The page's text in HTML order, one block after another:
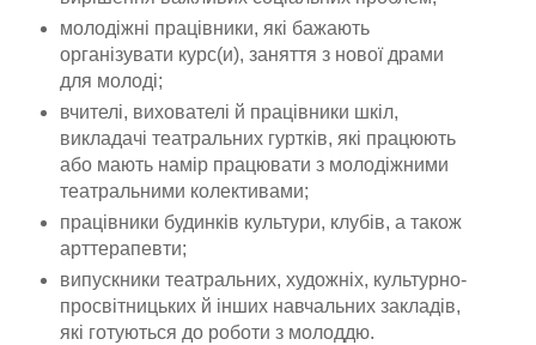
молодіжні працівники, які бажають
організувати курс(и), заняття з нової драми
для молоді;
вчителі, вихователі й працівники шкіл,
викладачі театральних гуртків, які працюють
або мають намір працювати з молодіжними
театральними колективами;
працівники будинків культури, клубів, а також
арттерапевти;
випускники театральних, художніх, культурно-
просвітницьких й інших навчальних закладів,
які готуються до роботи з молоддю.